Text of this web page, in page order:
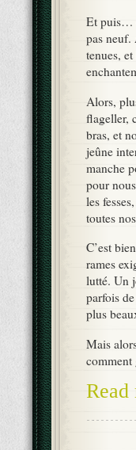
Et puis…
pas neuf.
tenues,
Alors,
flageller,
bras, et
jeûne
manche
pour
les
toutes
C’est
rames
lutté. Un
parfois
plus
Mais
comment
Read